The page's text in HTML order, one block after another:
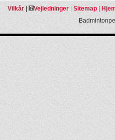
Vilkår| Vejledninger| Sitemap|